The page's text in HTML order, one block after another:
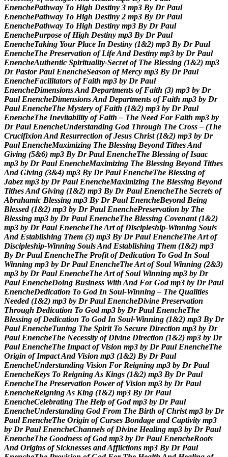
EnenchePathway To High Destiny 3 mp3 By Dr Paul
EnenchePathway To High Destiny 2 mp3 By Dr Paul
EnenchePathway To High Destiny mp3 By Dr Paul
EnenchePurpose of High Destiny mp3 By Dr Paul
EnencheTaking Your Place In Destiny (1&2) mp3 By Dr Paul
EnencheThe Preservation of LifeAnd Destiny mp3 by Dr Paul
EnencheAuthentic Spirituality-Secret of The Blessing (1&2) mp3
Dr Pastor Paul EnencheSeason of Mercy mp3 By Dr Paul
EnencheFacilitators of Faith mp3 by Dr Paul
EnencheDimensionsAnd Departments of Faith (3) mp3 by Dr
Paul EnencheDimensionsAnd Departments of Faith mp3 by Dr
Paul EnencheThe Mystery of Faith (1&2) mp3 by Dr Paul
EnencheThe Inevitability of Faith – The Need For Faith mp3 by
Dr Paul EnencheUnderstanding God Through The Cross – (The
Crucifixion And Resurrection of Jesus Christ (1&2) mp3 by Dr
Paul EnencheMaximizing The Blessing Beyond TithesAnd
Giving (5&6) mp3 By Dr Paul EnencheThe Blessing of Isaac
mp3 by Dr Paul EnencheMaximizing The Blessing Beyond Tithes
And Giving (3&4) mp3 By Dr Paul EnencheThe Blessing of
Jabez mp3 by Dr Paul EnencheMaximizing The Blessing Beyond
TithesAnd Giving (1&2) mp3 By Dr Paul EnencheThe Secrets of
Abrahamic Blessing mp3 By Dr Paul EnencheBeyond Being
Blessed (1&2) mp3 by Dr Paul EnenchePreservation by The
Blessing mp3 by Dr Paul EnencheThe Blessing Covenant (1&2)
mp3 by Dr Paul EnencheTheArt of Discipleship-Winning Souls
And Establishing Them (3) mp3 By Dr Paul EnencheTheArt of
Discipleship-Winning SoulsAnd Establishing Them (1&2) mp3
By Dr Paul EnencheThe Profit of Dedication To God In Soul
Winning mp3 by Dr Paul EnencheTheArt of Soul Winning (2&3)
mp3 by Dr Paul EnencheTheArt of Soul Winning mp3 by Dr
Paul EnencheDoing Business With And For God mp3 by Dr Paul
EnencheDedication To God In Soul-Winning – The Qualities
Needed (1&2) mp3 by Dr Paul EnencheDivine Preservation
Through Dedication To God mp3 by Dr Paul EnencheThe
Blessing of Dedication To God In Soul-Winning (1&2) mp3 By Dr
Paul EnencheTuning The Spirit To Secure Direction mp3 by Dr
Paul EnencheThe Necessity of Divine Direction (1&2) mp3 by Dr
Paul EnencheThe Impact of Vision mp3 by Dr Paul EnencheThe
Origin of ImpactAnd Vision mp3 (1&2) By Dr Paul
EnencheUnderstanding Vision For Reigning mp3 by Dr Paul
EnencheKeys To ReigningAs Kings (1&2) mp3 By Dr Paul
EnencheThe Preservation Power of Vision mp3 by Dr Paul
EnencheReigningAs King (1&2) mp3 By Dr Paul
EnencheCelebrating The Help of God mp3 by Dr Paul
EnencheUnderstanding God From The Birth of Christ mp3 by Dr
Paul EnencheThe Origin of Curses Bondage and Captivity mp3
by Dr Paul EnencheChannels of Divine Healing mp3 by Dr Paul
EnencheThe Goodness of God mp3 by Dr Paul EnencheRoots
And Origins of Sicknesses andAfflictions mp3 By Dr Paul